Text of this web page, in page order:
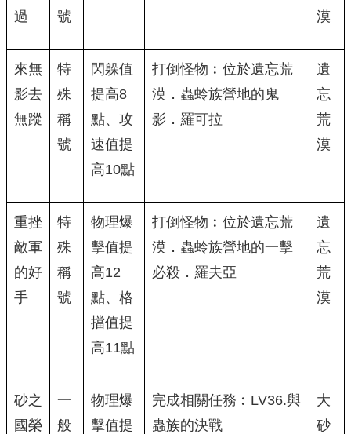
過 號 漠
來無
影去
無蹤
特
殊
稱
號
閃躲值
提高8
點、攻
速值提
高10點
打倒怪物︰位於遺忘荒
漠．蟲蛉族營地的鬼
影．羅可拉
遺
忘
荒
漠
重挫
敵軍
的好
手
特
殊
稱
號
物理爆
擊值提
高12
點、格
擋值提
高11點
打倒怪物︰位於遺忘荒
漠．蟲蛉族營地的一擊
必殺．羅夫亞
遺
忘
荒
漠
砂之
國榮
一
般
物理爆
擊值提
完成相關任務︰LV36.與
蟲族的決戰
大
砂